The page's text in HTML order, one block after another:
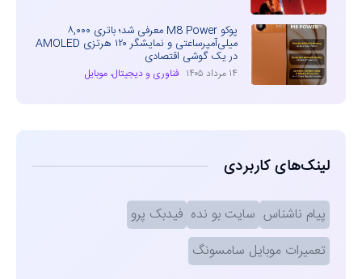
پوکو M8 Power معرفی شد؛ باتری ۸,۰۰۰
میلی‌آمپرساعتی و نمایشگر ۱۲۰ هرتزی AMOLED
در یک گوشی اقتصادی
۱۴ مرداد ۱۴۰۵ فناوری و دیجیتال، موبایل
لینک‌های کاربردی
پیام ناشناس سایت بو نده فیدبک پرو
تعمیرات موبایل سامسونگ